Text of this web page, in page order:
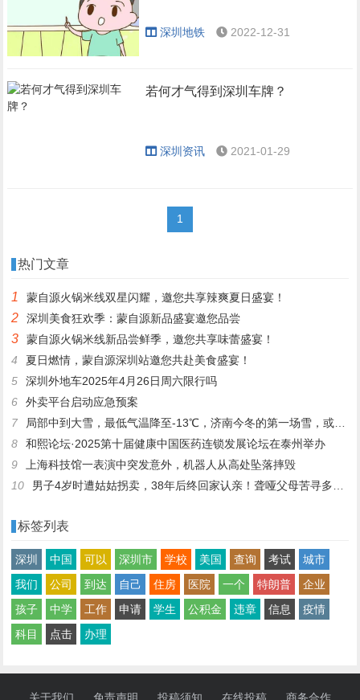
深圳地铁 2022-12-31
若何才气得到深圳车牌？
深圳资讯 2021-01-29
1
热门文章
1 蒙自源火锅米线双星闪耀，邀您共享辣爽夏日盛宴！
2 深圳美食狂欢季：蒙自源新品盛宴邀您品尝
3
蒙自源火锅米线新品尝鲜季，邀您共享味蕾盛宴！
4
夏日燃情，蒙自源深圳站邀您共赴美食盛宴！
5
深圳外地车2025年4月26日周六限行吗
6
外卖平台启动应急预案
7
局部中到大雪，最低气温降至-13℃，济南今冬的第一场雪，或跟去年同一时间！
8
和熙论坛·2025第十届健康中国医药连锁发展论坛在泰州举办
9
上海科技馆一表演中突发意外，机器人从高处坠落摔毁
10
男子4岁时遭姑姑拐卖，38年后终回家认亲！聋哑父母苦寻多年，母亲已抱憾离世丨红星寻人
标签列表
深圳 中国 可以 深圳市 学校 美国 查询 考试
城市
我们
公司 到达 自己 住房 医院 一个 特朗普
企业
孩子
中学 工作 申请 学生 公积金 违章 信息
疫情
科目
点击 办理
关于我们 免责声明 投稿须知 在线投稿 商务合作